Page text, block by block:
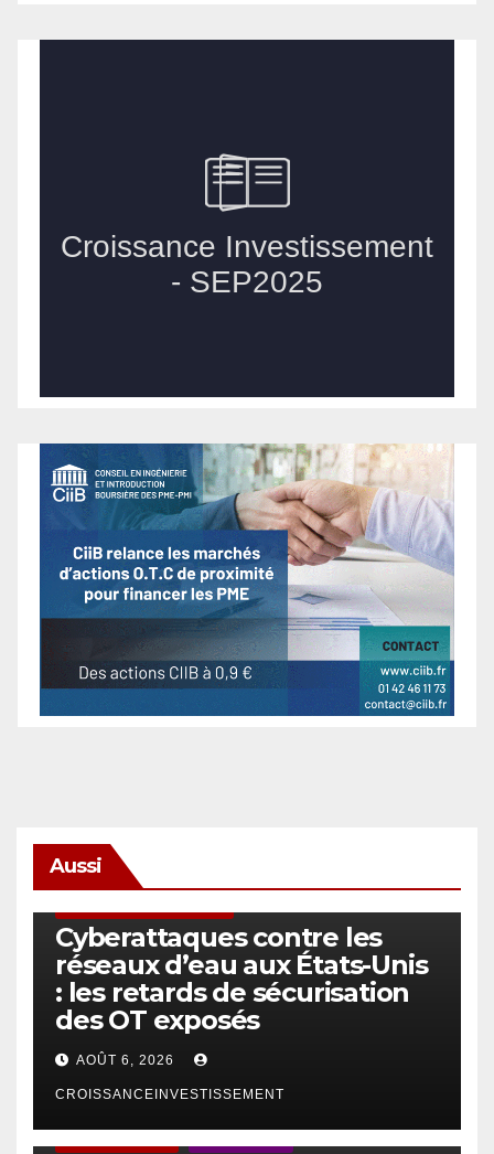
Aussi
Cyberattaques contre les
réseaux d’eau aux États-Unis
: les retards de sécurisation
des OT exposés
AOÛT 6, 2026
CROISSANCEINVESTISSEMENT